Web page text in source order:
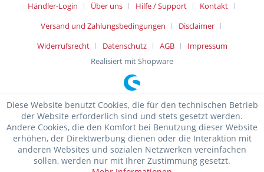
Händler-Login Über uns Hilfe / Support
Kontakt
Versand und Zahlungsbedingungen
Disclaimer
Widerrufsrecht
Datenschutz AGB
Impressum
Realisiert mit Shopware
Diese Website benutzt Cookies, die für den technischen Betrieb
der Website erforderlich sind und stets gesetzt werden.
Andere Cookies, die den Komfort bei Benutzung dieser Website
erhöhen, der Direktwerbung dienen oder die Interaktion mit
anderen Websites und sozialen Netzwerken vereinfachen
sollen, werden nur mit Ihrer Zustimmung gesetzt.